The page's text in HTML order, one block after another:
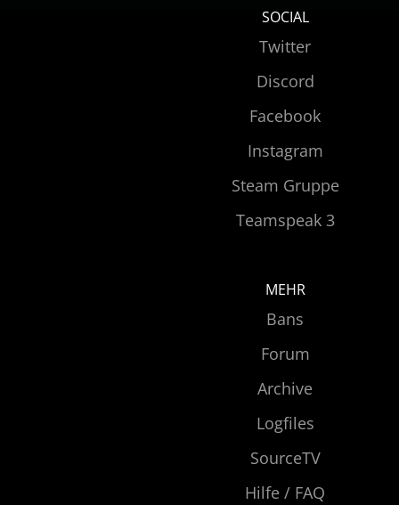
SOCIAL
Twitter
Discord
Facebook
Instagram
Steam Gruppe
Teamspeak 3
MEHR
Bans
Forum
Archive
Logfiles
SourceTV
Hilfe / FAQ